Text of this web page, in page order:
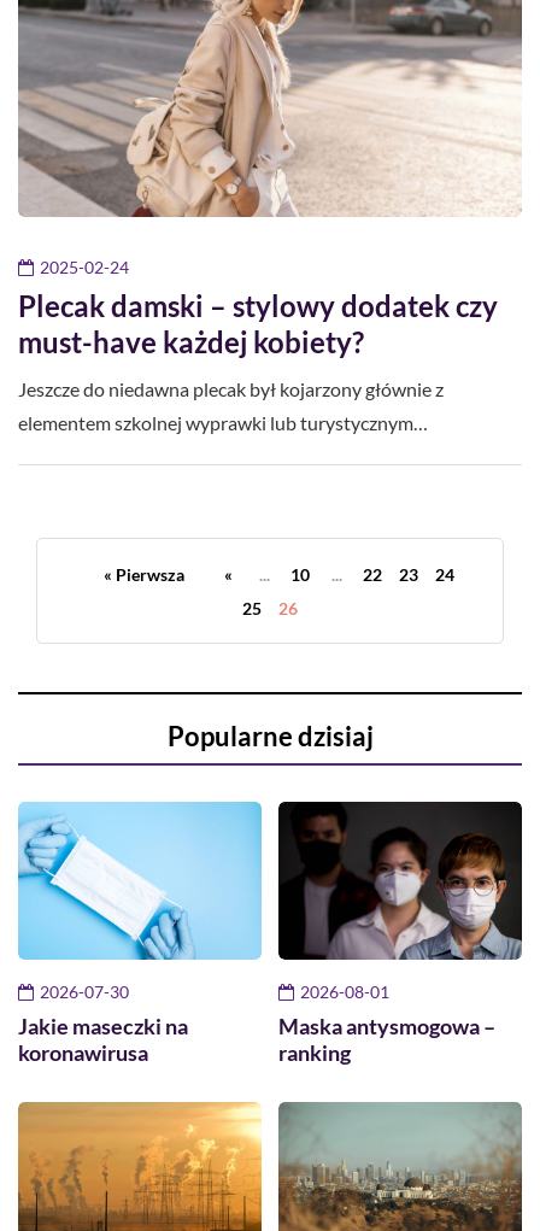
2025-02-24
Plecak damski – stylowy dodatek czy
must-have każdej kobiety?
Jeszcze do niedawna plecak był kojarzony głównie z
elementem szkolnej wyprawki lub turystycznym…
« Pierwsza « ... 10 ... 22 23
24
25
26
Popularne dzisiaj
2026-07-30
Jakie maseczki na
koronawirusa
2026-08-01
Maska antysmogowa –
ranking